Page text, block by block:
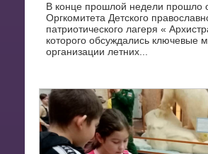
В конце прошлой недели прошло
Оргкомитета Детского
патриотического лагеря «
которого обсуждались ключевые
организации летних...